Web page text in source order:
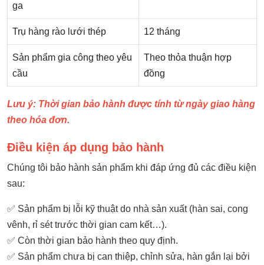
ga
Trụ hàng rào lưới thép 12 tháng
Sản phẩm gia công theo yêu
cầu
Theo thỏa thuận hợp
đồng
Lưu ý: Thời gian bảo hành được tính từ ngày giao hàng
theo hóa đơn.
Điều kiện áp dụng bảo hành
Chúng tôi bảo hành sản phẩm khi đáp ứng đủ các điều kiện
sau:
✅ Sản phẩm bị lỗi kỹ thuật do nhà sản xuất (hàn sai, cong
vênh, rỉ sét trước thời gian cam kết…).
✅ Còn thời gian bảo hành theo quy định.
✅ Sản phẩm chưa bị can thiệp, chỉnh sửa, hàn gắn lại bởi